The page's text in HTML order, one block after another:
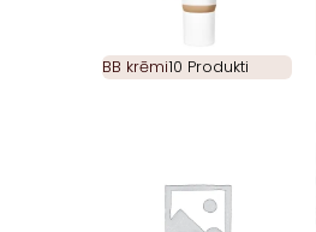
BB krēmi10 Produkti